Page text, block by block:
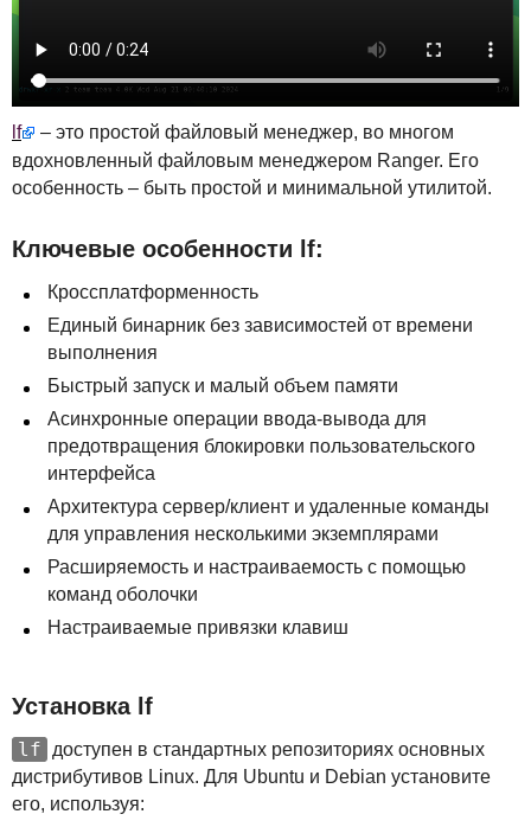
lf
– это простой файловый менеджер, во многом
вдохновленный файловым менеджером Ranger. Его
особенность – быть простой и минимальной утилитой.
Ключевые особенности lf:
Кроссплатформенность
Единый бинарник без зависимостей от времени
выполнения
Быстрый запуск и малый объем памяти
Асинхронные операции ввода-вывода для
предотвращения блокировки пользовательского
интерфейса
Архитектура сервер/клиент и удаленные команды
для управления несколькими экземплярами
Расширяемость и настраиваемость с помощью
команд оболочки
Настраиваемые привязки клавиш
Установка lf
lf
доступен в стандартных репозиториях основных
дистрибутивов Linux. Для Ubuntu и Debian установите
его, используя: